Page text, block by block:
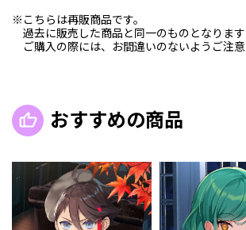
※こちらは再販商品です。
過去に販売した商品と同一のものとなります
ご購入の際には、お間違いのないようご注意
おすすめの商品